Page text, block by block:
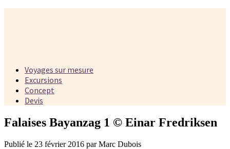
Voyages sur mesure
Excursions
Concept
Devis
Falaises Bayanzag 1 © Einar Fredriksen
Publié le 23 février 2016 par Marc Dubois